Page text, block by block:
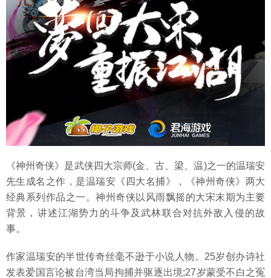
《神州奇侠》是武侠四大宗师(金、古、梁、温)之一的温瑞安
先生成名之作，是温瑞安《四大名捕》，《神州奇侠》两大
经典系列作品之一。神州奇侠以风雨飘摇的大宋末期为主要
背景，讲述江湖势力的斗争及武林联合对抗外敌入侵的故
事。
作家温瑞安的半世传奇丝毫不逊于小说人物。25岁创办诗社
发表爱国言论被台湾当局拘捕并驱逐出境;27岁蒙受不白之冤